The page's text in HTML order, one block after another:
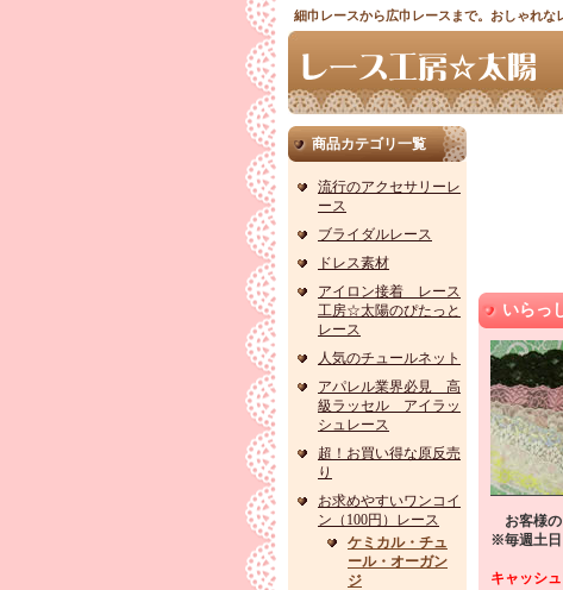
細巾レースから広巾レースまで。おしゃれな
商品カテゴリ一覧
流行のアクセサリーレ
ース
ブライダルレース
ドレス素材
アイロン接着 レース
工房☆太陽のぴたっと
レース
人気のチュールネット
アパレル業界必見 高
級ラッセル アイラッ
シュレース
超！お買い得な原反売
り
お求めやすいワンコイ
ン（100円）レース
ケミカル・チュ
ール・オーガン
ジ
いらっ
お客様の
※毎週土日
キャッシ